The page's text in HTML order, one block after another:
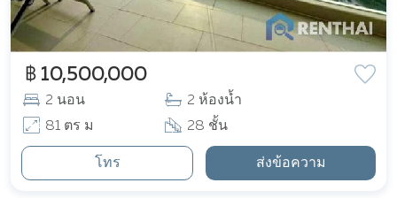
฿ 10,500,000
2 นอน
2 ห้องน้ำ
81 ตร ม
28 ชั้น
โทร ส่งข้อความ